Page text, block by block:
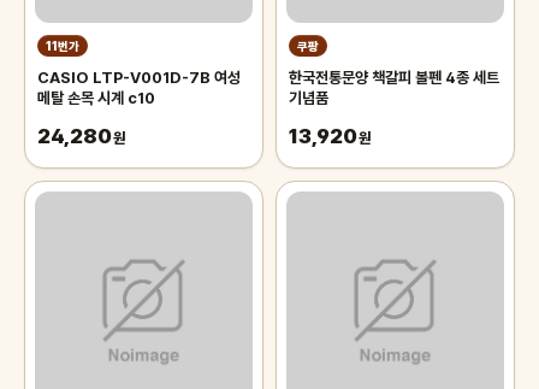
11번가
CASIO LTP-V001D-7B 여성
메탈 손목 시계 c10
24,280원
쿠팡
한국전통문양 책갈피 볼펜 4종 세트
기념품
13,920원